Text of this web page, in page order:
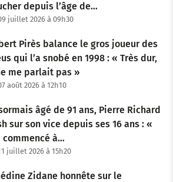
depuis l’âge de…
juillet 2026 à 09h30
Pirès balance le gros joueur des
qui l’a snobé en 1998 : « Très dur,
me parlait pas »
août 2026 à 12h10
âgé de 91 ans, Pierre Richard
sur son vice depuis ses 16 ans : «
commencé à…
juillet 2026 à 15h20
Zidane honnête sur le